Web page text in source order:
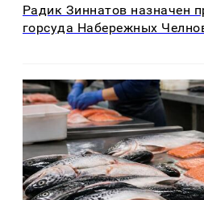
Радик Зиннатов назначен
горсуда Набережных